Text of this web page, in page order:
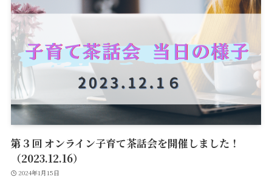
第３回 オンライン子育て茶話会を開催しました！
（2023.12.16）
2024年1月15日